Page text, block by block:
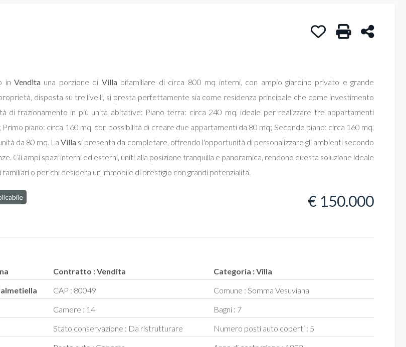
Stampa: Cod.
Preferiti: Cod. Villa
in Venditauna porzione di Villabifamiliare di circa 800 mq interni, con ampio giardino privato e grande
disposta su tre livelli, si presta perfettamente sia come residenza principale che come investimento
di frazionamento in più unità abitative: Piano terra: circa 240 mq, ideale per realizzare tre appartamenti
piano: circa 160 mq, con possibilità di creare due appartamenti da 80 mq; Secondo piano: circa 160 mq,
da 80 mq. LaVilla si presenta da completare, offrendo l'opportunità di personalizzare gli ambienti secondo
Gli ampi spazi interni ed esterni, uniti alla posizione tranquilla e panoramica, rendono questa soluzione ideale
o per chi desidera un immobile di prestigio con grandi potenzialità.
€ 150.000
Contratto : Vendita
Categoria : Villa
CAP : 80049
Comune : Somma Vesuviana
Camere : 14
Bagni : 7
Stato conservazione : Da ristrutturare
Numero posti auto coperti : 5